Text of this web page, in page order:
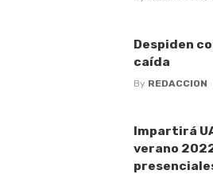
Despiden
caída
By REDACCION
Impartirá
verano